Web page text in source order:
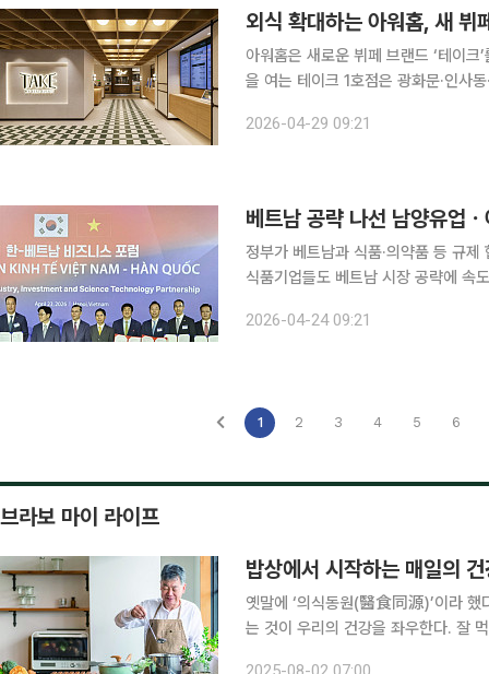
외식 확대하는 아워홈, 새 뷔
아워홈은 새로운 뷔페 브랜드 ‘테이크’를
을 여는 테이크 1호점은 광화문·인사
장면을 나누는 촬영 단위인 ‘테이크’에
2026-04-29 09:21
베트남 공략 나선 남양유업
정부가 베트남과 식품·의약품 등 규
식품기업들도 베트남 시장 공략에 속도를 낸다. 24일 식품업계에 따르면 남양
2026-04-24 09:21
1 2 3 4 5 6
브라보 마이 라이프
밥상에서 시작하는 매일의
옛말에 ‘의식동원(醫食同源)’이라 했다.
는 것이 우리의 건강을 좌우한다. 잘 먹는다는 건